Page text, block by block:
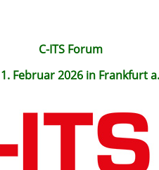
C-ITS Forum
Februar 2026 in Frankfurt